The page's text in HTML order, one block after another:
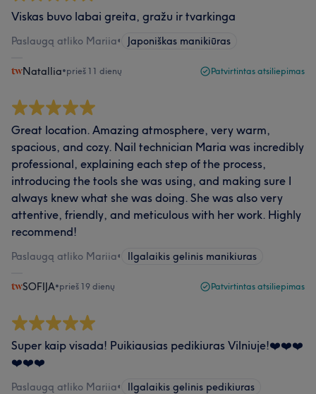
Viskas buvo labai greita, gražu ir tvarkinga
Paslaugą atliko Mariia• Japoniškas manikiūras
Natallia•prieš 11 dienų Patvirtintas atsiliepimas
Great location. Amazing atmosphere, very warm,
spacious, and cozy. Nail technician Maria was incredibly
professional, explaining each step of the process,
introducing the tools she was using, and making sure I
always knew what she was doing. She was also very
attentive, friendly, and meticulous with her work. Highly
recommend!
Paslaugą atliko Mariia• Ilgalaikis gelinis manikiuras
SOFIJA•prieš 19 dienų Patvirtintas atsiliepimas
Super kaip visada! Puikiausias pedikiuras Vilniuje!❤️❤️❤️
❤️❤️❤️
Paslaugą atliko Mariia• Ilgalaikis gelinis pedikiuras